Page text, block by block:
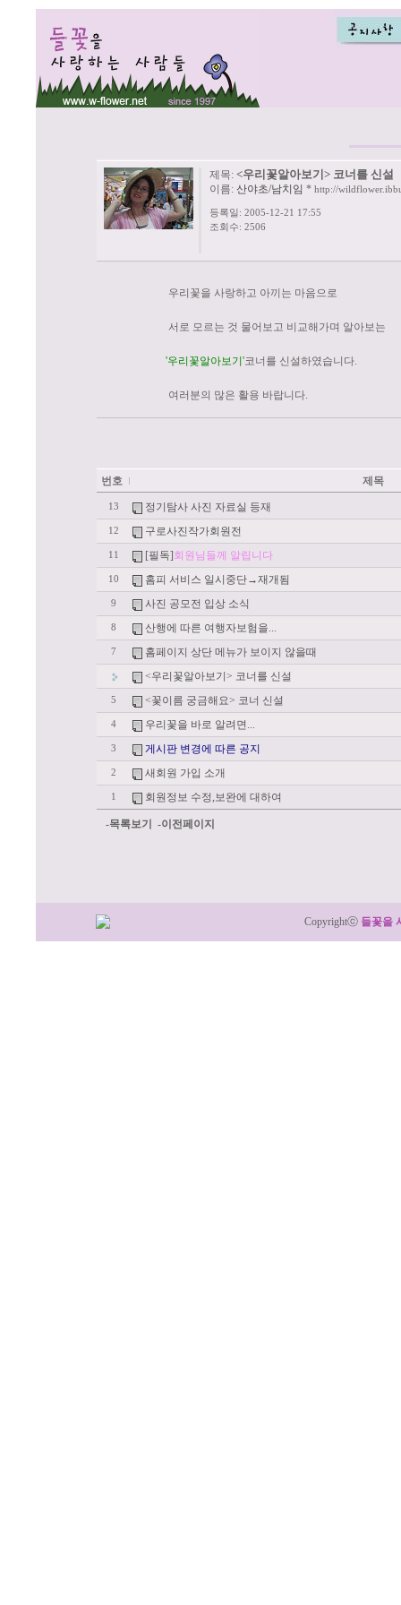
제목: <우리꽃알아보기> 코너를 신설
이름: 산야초/남치임 * http://
등록일: 2005-12-21 17:55
조회수: 2506
우리꽃을 사랑하고 아끼는 마음으로
서로 모르는 것 물어보고 비교해가
'우리꽃알아보기'코너를 신설하였습니
여러분의 많은 활용 바랍니다.
번호 제목
13 정기탐사 사진 자료실 등재
12 구로사진작가회원전
11 [필독] 회원님들께 알립니다
10 홈피 서비스 일시중단→재개됨
9 사진 공모전 입상 소식
8 산행에 따른 여행자보험을...
7
홈페이지 상단 메뉴가 보이지 않을때
<우리꽃알아보기> 코너를 신설
5 <꽃이름 궁금해요> 코너 신설
4 우리꽃을 바로 알려면...
3 게시판 변경에 따른 공지
2 새회원 가입 소개
1 회원정보 수정,보완에 대하여
-목록보기 -이전페이지
Copyrightⓒ 들꽃을